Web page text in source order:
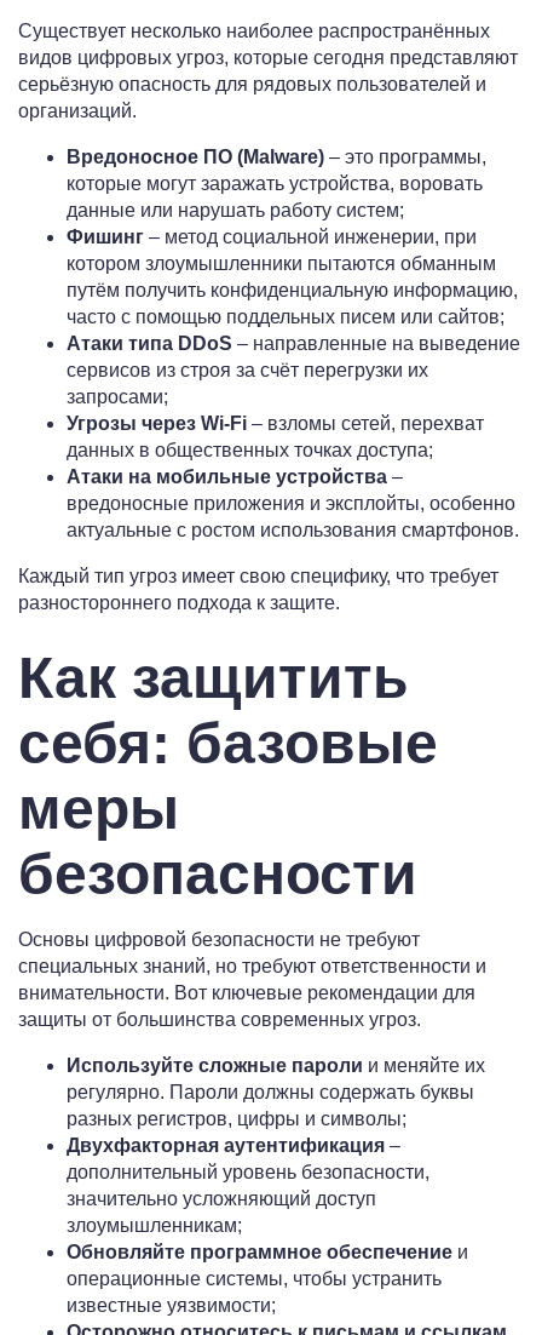
Существует несколько наиболее распространённых
видов цифровых угроз, которые сегодня представляют
серьёзную опасность для рядовых пользователей и
организаций.
Вредоносное ПО (Malware) – это программы,
которые могут заражать устройства, воровать
данные или нарушать работу систем;
Фишинг – метод социальной инженерии, при
котором злоумышленники пытаются обманным
путём получить конфиденциальную информацию,
часто с помощью поддельных писем или сайтов;
Атаки типа DDoS – направленные на выведение
сервисов из строя за счёт перегрузки их
запросами;
Угрозы через Wi-Fi – взломы сетей, перехват
данных в общественных точках доступа;
Атаки на мобильные устройства –
вредоносные приложения и эксплойты, особенно
актуальные с ростом использования смартфонов.
Каждый тип угроз имеет свою специфику, что требует
разностороннего подхода к защите.
Как защитить
себя: базовые
меры
безопасности
Основы цифровой безопасности не требуют
специальных знаний, но требуют ответственности и
внимательности. Вот ключевые рекомендации для
защиты от большинства современных угроз.
Используйте сложные пароли и меняйте их
регулярно. Пароли должны содержать буквы
разных регистров, цифры и символы;
Двухфакторная аутентификация –
дополнительный уровень безопасности,
значительно усложняющий доступ
злоумышленникам;
Обновляйте программное обеспечение и
операционные системы, чтобы устранить
известные уязвимости;